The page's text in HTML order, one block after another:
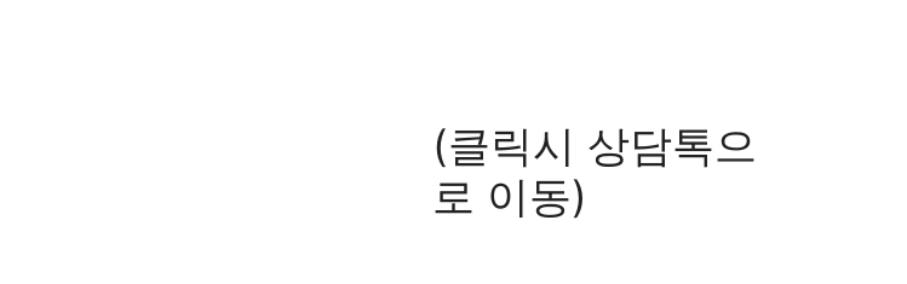
(클릭시 상담톡으
로 이동)